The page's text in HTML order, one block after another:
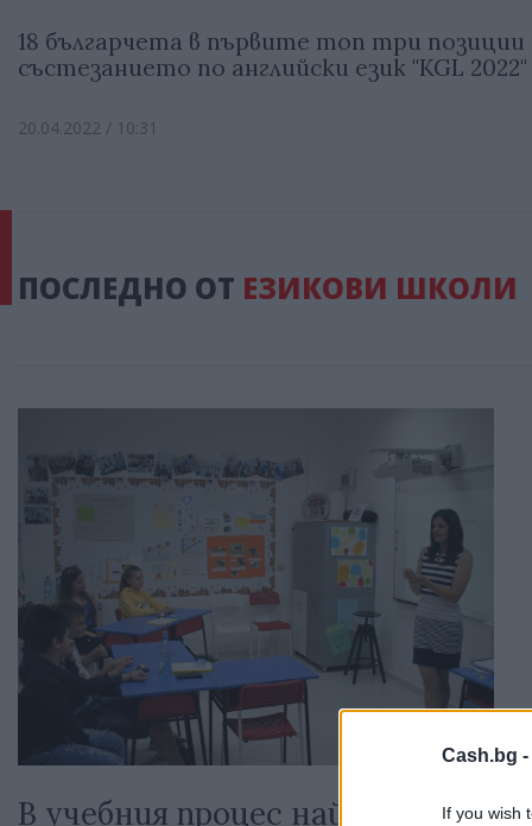
Cash.bg -
If you wish
18 българчета в първите топ три позиции
състезанието по английски език "KGL 2022"
20.04.2022 / 10:31
ПОСЛЕДНО ОТ ЕЗИКОВИ ШКОЛИ
В учебния процес най-важен